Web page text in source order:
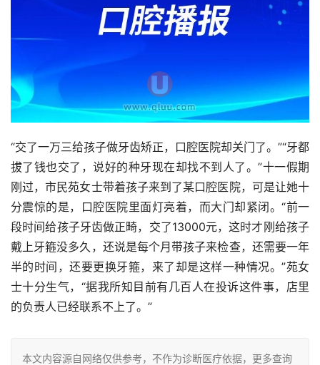
“交了一万三给孩子做牙齿矫正，口腔医院却关门了。”“牙都
拔了钱也交了，说好的种牙现在却找不到人了。”十一假期
刚过，市民苑女士带着孩子来到了某口腔医院，可是让她十
分震惊的是，口腔医院里面灯亮着，而大门却紧闭。“前一
段时间给孩子牙齿做正畸，交了13000元，这时才刚给孩子
戴上牙箍没多久，还说是每个月带孩子来检查，还需要一年
半的时间，还要更换牙箍，来了却是这样一种情况。”苑女
士十分生气，“据我所知目前有几百人在投诉这件事，店里
的负责人已经联系不上了。”
本文内容源自网络仅供参考，不作为诊断医疗依据，更多查询